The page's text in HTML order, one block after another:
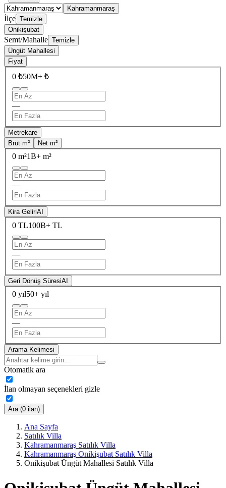
Kahramanmaraş
İlçe Temizle
Onikişubat
Semt/Mahalle Temizle
Üngüt Mahallesi
Fiyat
0 ₺50M+ ₺
—
Metrekare
Brüt m²
Net m²
0 m²1B+ m²
—
Kira GeliriAI
0 TL100B+ TL
—
Geri Dönüş SüresiAI
0 yıl50+ yıl
—
Arama Kelimesi
Otomatik ara
İlan olmayan seçenekleri gizle
Ara (0 ilan)
Ana Sayfa
Satılık Villa
Kahramanmaraş Satılık Villa
Kahramanmaraş Onikişubat Satılık Villa
Onikişubat Üngüt Mahallesi Satılık Villa